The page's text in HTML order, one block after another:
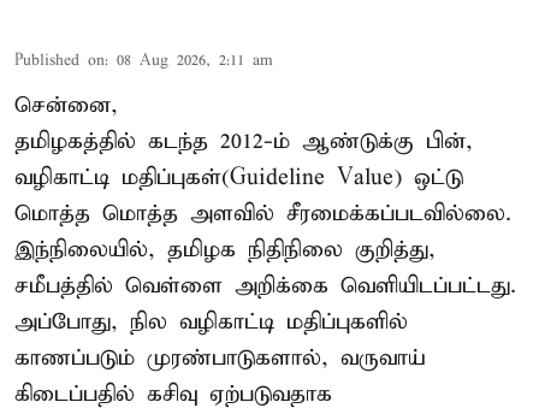
Published on: 08 Aug 2026, 2:11 am
சென்னை,
தமிழகத்தில் கடந்த 2012-ம் ஆண்டுக்கு பின்,
வழிகாட்டி மதிப்புகள்(Guideline Value) ஒட்டு
மொத்த மொத்த அளவில் சீரமைக்கப்படவில்லை.
இந்நிலையில், தமிழக நிதிநிலை குறித்து,
சமீபத்தில் வெள்ளை அறிக்கை வெளியிடப்பட்டது.
அப்போது, நில வழிகாட்டி மதிப்புகளில்
காணப்படும் முரண்பாடுகளால், வருவாய்
கிடைப்பதில் கசிவு ஏற்படுவதாக